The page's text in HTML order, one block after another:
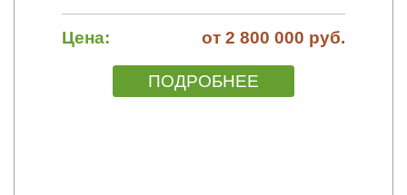
Цена: от 2 800 000 руб.
ПОДРОБНЕЕ